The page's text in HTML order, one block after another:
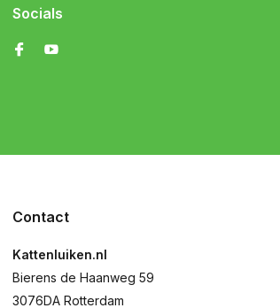
Socials
Contact
Kattenluiken.nl
Bierens de Haanweg 59
3076DA Rotterdam